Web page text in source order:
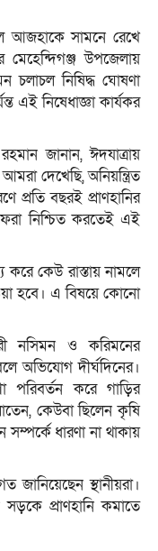
আজহাকে সামনে রেখে
মেহেন্দিগঞ্জ উপজেলায়
নিষিদ্ধ ঘোষণা
এই নিষেধাজ্ঞা কার্যকর
জানান, ঈদযাত্রায়
দেখেছি, অনিয়ন্ত্রিত
প্রতি বছরই প্রাণহানির
নিশ্চিত করতেই এই
করে কেউ রাস্তায় নামলে
হবে। এ বিষয়ে কোনো
নসিমন ও করিমনের
অভিযোগ দীর্ঘদিনের।
পরিবর্তন করে গাড়ির
কেউবা ছিলেন কৃষি
ধারণা না থাকায়
জানিয়েছেন স্থানীয়রা।
প্রাণহানি কমাতে